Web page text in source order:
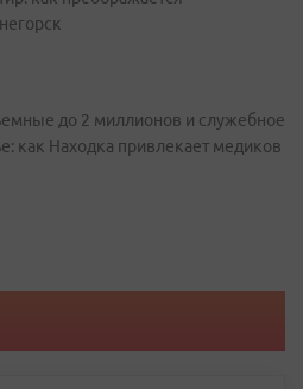
до 2 миллионов и служебное
как Находка привлекает медиков